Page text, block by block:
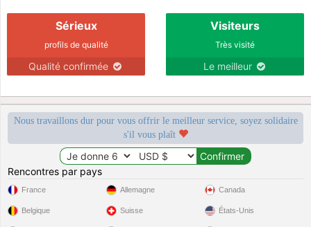
Sérieux
profils de qualité
Qualité confirmée
Visiteurs
Très visité
Le meilleur
Nous travaillons dur pour vous offrir le meilleur service, soyez solidaire
s'il vous plaît
Rencontres par pays
France
Belgique
Allemagne
Suisse
Canada
États-Unis